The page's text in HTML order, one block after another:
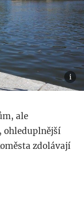
ale
ohleduplnější
zdolávají